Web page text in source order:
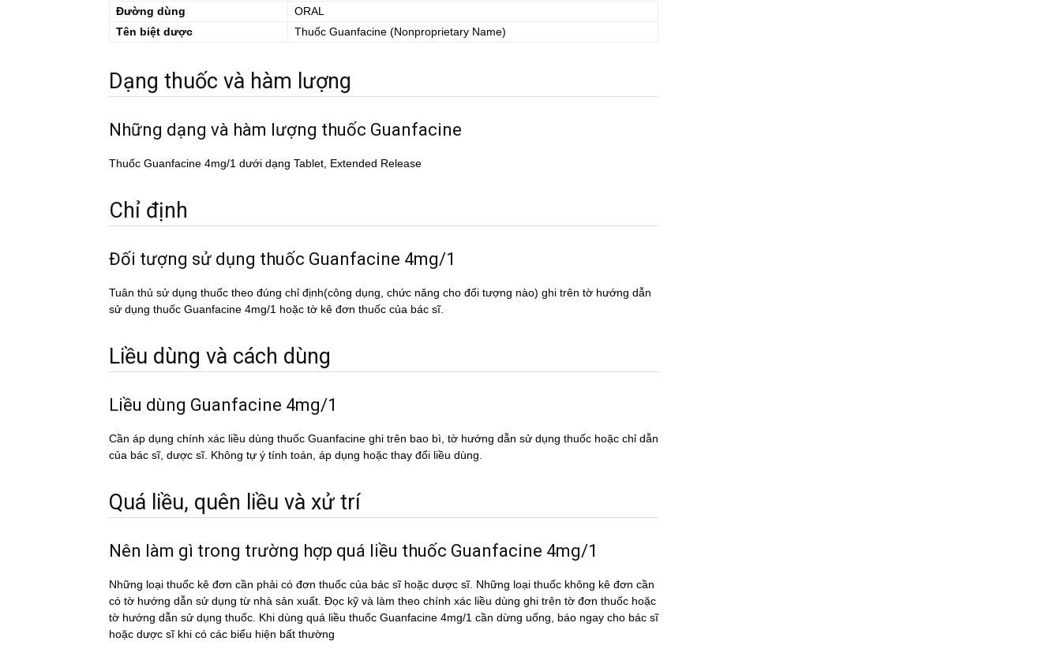
Đường dùng
ORAL
Tên biệt dược
Thuốc Guanfacine (Nonproprietary Name)
Dạng thuốc và hàm lượng
Những dạng và hàm lượng thuốc Guanfacine
Thuốc Guanfacine 4mg/1 dưới dạng Tablet, Extended Release
Chỉ định
Đối tượng sử dụng thuốc Guanfacine 4mg/1
Tuân thủ sử dụng thuốc theo đúng chỉ định(công dụng, chức năng cho đối tượng nào) ghi trên tờ hướng dẫn
sử dụng thuốc Guanfacine 4mg/1 hoặc tờ kê đơn thuốc của bác sĩ.
Liều dùng và cách dùng
Liều dùng Guanfacine 4mg/1
Cần áp dụng chính xác liều dùng thuốc Guanfacine ghi trên bao bì, tờ hướng dẫn sử dụng thuốc hoặc chỉ dẫn
của bác sĩ, dược sĩ. Không tự ý tính toán, áp dụng hoặc thay đổi liều dùng.
Quá liều, quên liều và xử trí
Nên làm gì trong trường hợp quá liều thuốc Guanfacine 4mg/1
Những loại thuốc kê đơn cần phải có đơn thuốc của bác sĩ hoặc dược sĩ. Những loại thuốc không kê đơn cần
có tờ hướng dẫn sử dụng từ nhà sản xuất. Đọc kỹ và làm theo chính xác liều dùng ghi trên tờ đơn thuốc hoặc
tờ hướng dẫn sử dụng thuốc. Khi dùng quá liều thuốc Guanfacine 4mg/1 cần dừng uống, báo ngay cho bác sĩ
hoặc dược sĩ khi có các biểu hiện bất thường